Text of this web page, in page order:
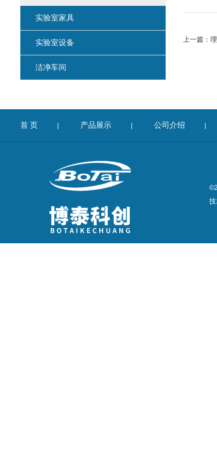
上一篇：
实验室家具
实验室设备
洁净车间
首 页 | 产品展示 | 公司介绍 |